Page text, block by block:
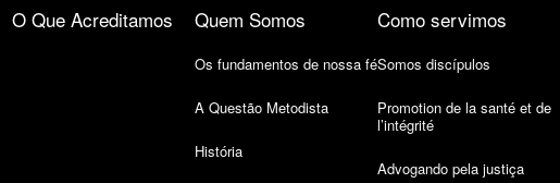
O Que Acreditamos Quem Somos
Os fundamentos de nossa fé
A Questão Metodista
História
Como servimos
Somos discípulos
Promotion de la santé et de
l’intégrité
Advogando pela justiça